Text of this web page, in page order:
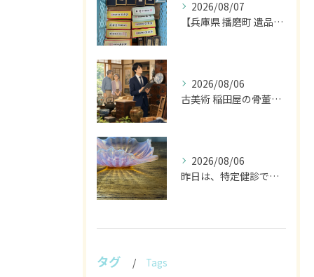
2026/08/07
【兵庫県 播磨町 遺品整理 買取 書道具 墨】
2026/08/06
古美術 稲田屋の骨董家具と遺品整理の目利き
2026/08/06
昨日は、特定健診でした。
タグ Tags